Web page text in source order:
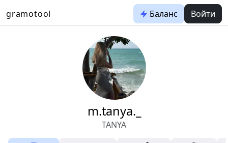
gramotool Баланс Войти
m.tanya._
TANYA